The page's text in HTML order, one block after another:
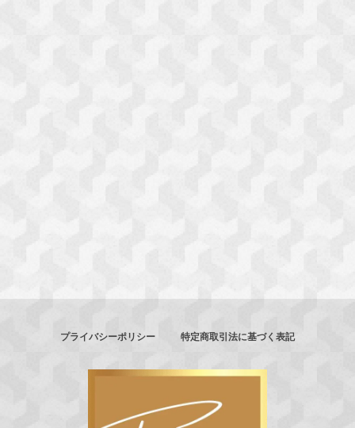
プライバシーポリシー 特定商取引法に基づく表記